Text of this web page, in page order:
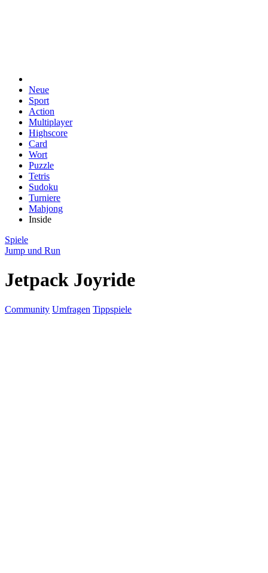
Neue
Sport
Action
Multiplayer
Highscore
Card
Wort
Puzzle
Tetris
Sudoku
Turniere
Mahjong
Inside
Spiele
Jump und Run
Jetpack Joyride
Community Umfragen Tippspiele